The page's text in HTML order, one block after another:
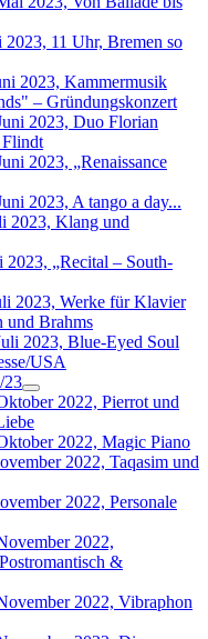
2023, 11 Uhr, Bremen so
2023, Kammermusik
– Gründungskonzert
2023, Duo Florian
Flindt
2023, „Renaissance
2023, A tango a day...
2023, Klang und
2023, „Recital – South-
2023, Werke für Klavier
und Brahms
2023, Blue-Eyed Soul
USA
23
2022, Pierrot und
2022, Magic Piano
2022, Taqasim und
2022, Personale
2022,
&
2022, Vibraphon